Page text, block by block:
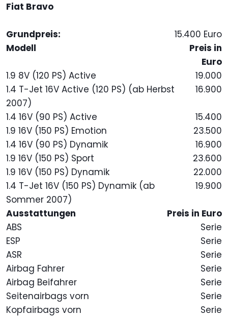
Fiat Bravo
Grundpreis:
15.400 Euro
Modell
Preis in
Euro
1.9 8V (120 PS) Active
19.000
1.4 T-Jet 16V Active (120 PS) (ab Herbst
2007)
16.900
1.4 16V (90 PS) Active
15.400
1.9 16V (150 PS) Emotion
23.500
1.4 16V (90 PS) Dynamik
16.900
1.9 16V (150 PS) Sport
23.600
1.9 16V (150 PS) Dynamik
22.000
1.4 T-Jet 16V (150 PS) Dynamik (ab
Sommer 2007)
19.900
Ausstattungen
Preis in Euro
ABS
Serie
ESP
Serie
ASR
Serie
Airbag Fahrer
Serie
Airbag Beifahrer
Serie
Seitenairbags vorn
Serie
Kopfairbags vorn
Serie